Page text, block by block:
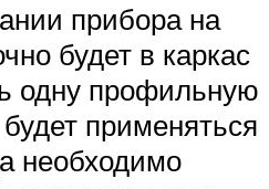
прибора на
будет в каркас
одну профильную
применяться
необходимо